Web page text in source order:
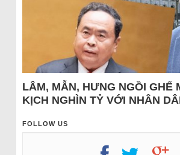
LÂM, MẪN, HƯNG NGỒI GHẾ
KỊCH NGHÌN TỶ VỚI NHÂN
FOLLOW US